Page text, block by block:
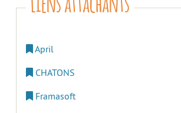
April
CHATONS
Framasoft